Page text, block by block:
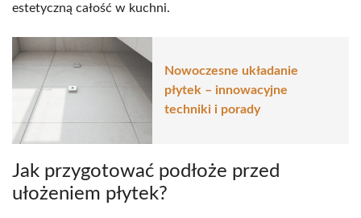
estetyczną całość w kuchni.
Nowoczesne układanie
płytek – innowacyjne
techniki i porady
Jak przygotować podłoże przed
ułożeniem płytek?